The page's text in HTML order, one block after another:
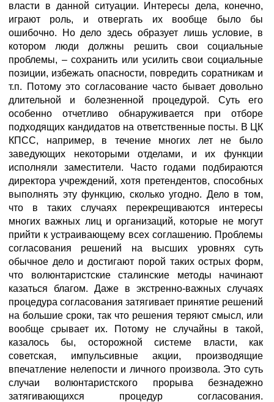
власти в данной ситуации. Интересы дела, конечно,
играют роль, и отвергать их вообще было бы
ошибочно. Но дело здесь образует лишь условие, в
котором люди должны решить свои социальные
проблемы, – сохранить или усилить свои социальные
позиции, избежать опасности, повредить соратникам и
т.п. Потому это согласование часто бывает довольно
длительной и болезненной процедурой. Суть его
особенно отчетливо обнаруживается при отборе
подходящих кандидатов на ответственные посты. В ЦК
КПСС, например, в течение многих лет не было
заведующих некоторыми отделами, и их функции
исполняли заместители. Часто годами подбираются
директора учреждений, хотя претендентов, способных
выполнять эту функцию, сколько угодно. Дело в том,
что в таких случаях перекрещиваются интересы
многих важных лиц и организаций, которые не могут
прийти к устраивающему всех соглашению. Проблемы
согласования решений на высших уровнях суть
обычное дело и достигают порой таких острых форм,
что волюнтаристские сталинские методы начинают
казаться благом. Даже в экстренно-важных случаях
процедура согласования затягивает принятие решений
на большие сроки, так что решения теряют смысл, или
вообще срывает их. Потому не случайны в такой,
казалось бы, осторожной системе власти, как
советская, импульсивные акции, производящие
впечатление нелепости и личного произвола. Это суть
случаи волюнтаристского прорыва безнадежно
затягивающихся процедур согласования.